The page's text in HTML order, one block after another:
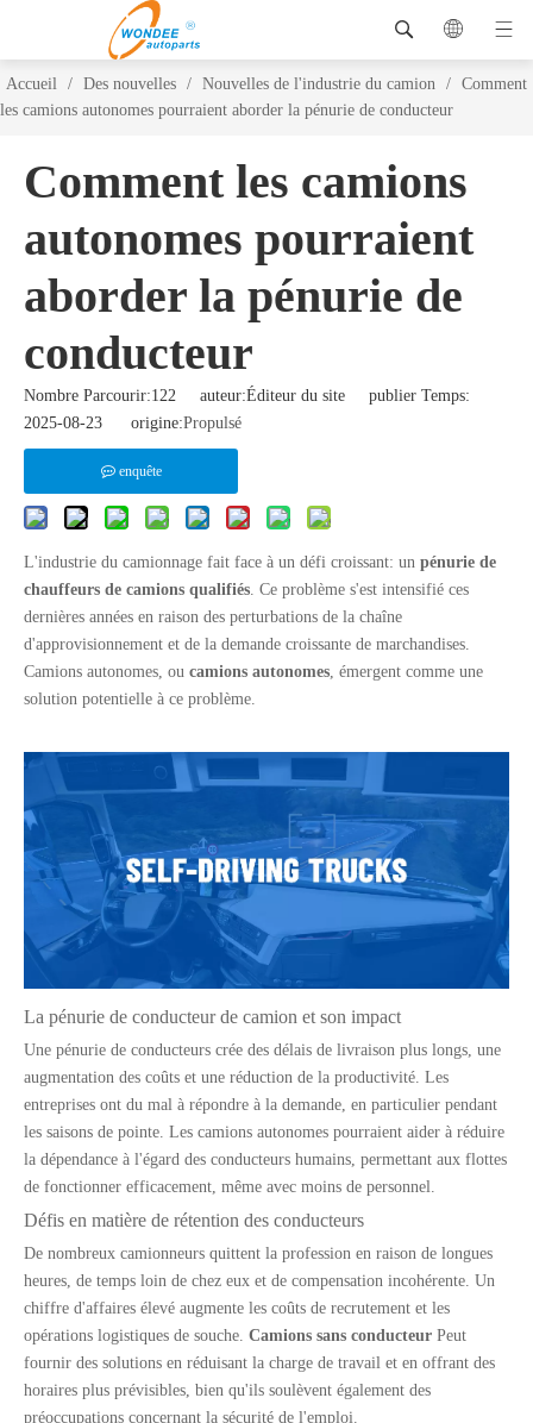
Accueil / Des nouvelles / Nouvelles de l'industrie du camion / Comment
les camions autonomes pourraient aborder la pénurie de conducteur
Comment les camions
autonomes pourraient
aborder la pénurie de
conducteur
Nombre Parcourir:122 auteur:Éditeur du site publier Temps:
2025-08-23 origine:Propulsé
enquête
L'industrie du camionnage fait face à un défi croissant: un pénurie de
chauffeurs de camions qualifiés. Ce problème s'est intensifié ces
dernières années en raison des perturbations de la chaîne
d'approvisionnement et de la demande croissante de marchandises.
Camions autonomes, ou camions autonomes, émergent comme une
solution potentielle à ce problème.
La pénurie de conducteur de camion et son impact
Une pénurie de conducteurs crée des délais de livraison plus longs, une
augmentation des coûts et une réduction de la productivité. Les
entreprises ont du mal à répondre à la demande, en particulier pendant
les saisons de pointe. Les camions autonomes pourraient aider à réduire
la dépendance à l'égard des conducteurs humains, permettant aux flottes
de fonctionner efficacement, même avec moins de personnel.
Défis en matière de rétention des conducteurs
De nombreux camionneurs quittent la profession en raison de longues
heures, de temps loin de chez eux et de compensation incohérente. Un
chiffre d'affaires élevé augmente les coûts de recrutement et les
opérations logistiques de souche. Camions sans conducteur Peut
fournir des solutions en réduisant la charge de travail et en offrant des
horaires plus prévisibles, bien qu'ils soulèvent également des
préoccupations concernant la sécurité de l'emploi.